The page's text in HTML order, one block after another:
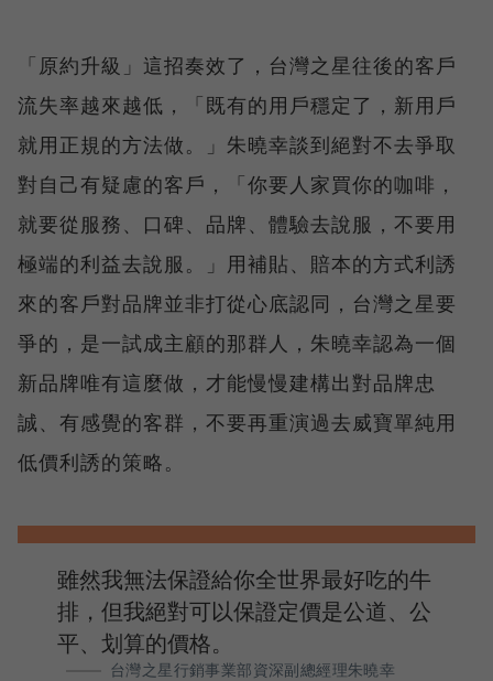
「原約升級」這招奏效了，台灣之星往後的客戶
流失率越來越低，「既有的用戶穩定了，新用戶
就用正規的方法做。」朱曉幸談到絕對不去爭取
對自己有疑慮的客戶，「你要人家買你的咖啡，
就要從服務、口碑、品牌、體驗去說服，不要用
極端的利益去說服。」用補貼、賠本的方式利誘
來的客戶對品牌並非打從心底認同，台灣之星要
爭的，是一試成主顧的那群人，朱曉幸認為一個
新品牌唯有這麼做，才能慢慢建構出對品牌忠
誠、有感覺的客群，不要再重演過去威寶單純用
低價利誘的策略。
台灣之星行銷事業部資深副總經理朱曉幸
雖然我無法保證給你全世界最好吃的牛
排，但我絕對可以保證定價是公道、公
平、划算的價格。